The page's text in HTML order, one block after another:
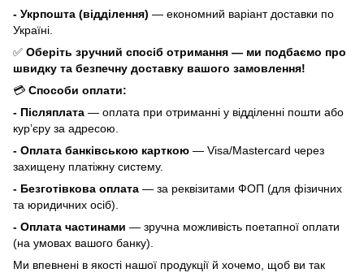
- Укрпошта (відділення) — економний варіант доставки по
Україні.
✅ Оберіть зручний спосіб отримання — ми подбаємо про
швидку та безпечну доставку вашого замовлення!
💳 Способи оплати:
- Післяплата — оплата при отриманні у відділенні пошти або
кур’єру за адресою.
- Оплата банківською карткою — Visa/Mastercard через
захищену платіжну систему.
- Безготівкова оплата — за реквізитами ФОП (для фізичних
та юридичних осіб).
- Оплата частинами — зручна можливість поетапної оплати
(на умовах вашого банку).
Ми впевнені в якості нашої продукції й хочемо, щоб ви так